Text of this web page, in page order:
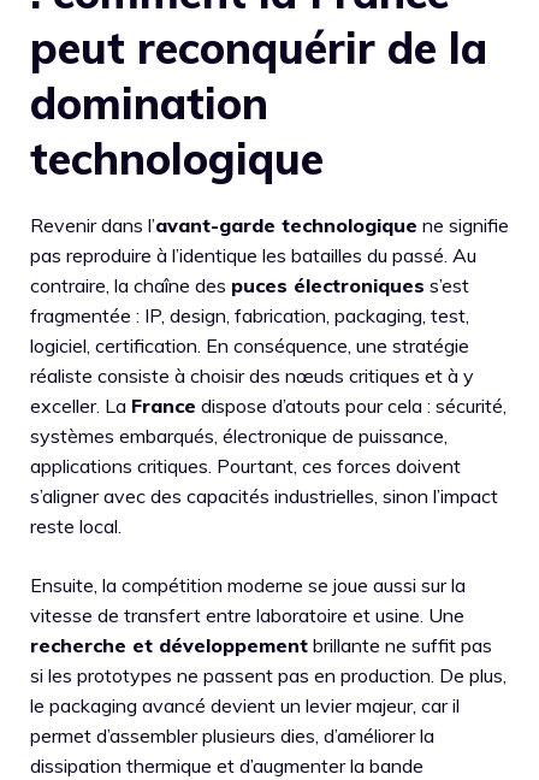
peut reconquérir de la
domination
technologique
Revenir dans l’avant-garde technologique ne signifie
pas reproduire à l’identique les batailles du passé. Au
contraire, la chaîne des puces électroniques s’est
fragmentée : IP, design, fabrication, packaging, test,
logiciel, certification. En conséquence, une stratégie
réaliste consiste à choisir des nœuds critiques et à y
exceller. La France dispose d’atouts pour cela : sécurité,
systèmes embarqués, électronique de puissance,
applications critiques. Pourtant, ces forces doivent
s’aligner avec des capacités industrielles, sinon l’impact
reste local.
Ensuite, la compétition moderne se joue aussi sur la
vitesse de transfert entre laboratoire et usine. Une
recherche et développement brillante ne suffit pas
si les prototypes ne passent pas en production. De plus,
le packaging avancé devient un levier majeur, car il
permet d’assembler plusieurs dies, d’améliorer la
dissipation thermique et d’augmenter la bande